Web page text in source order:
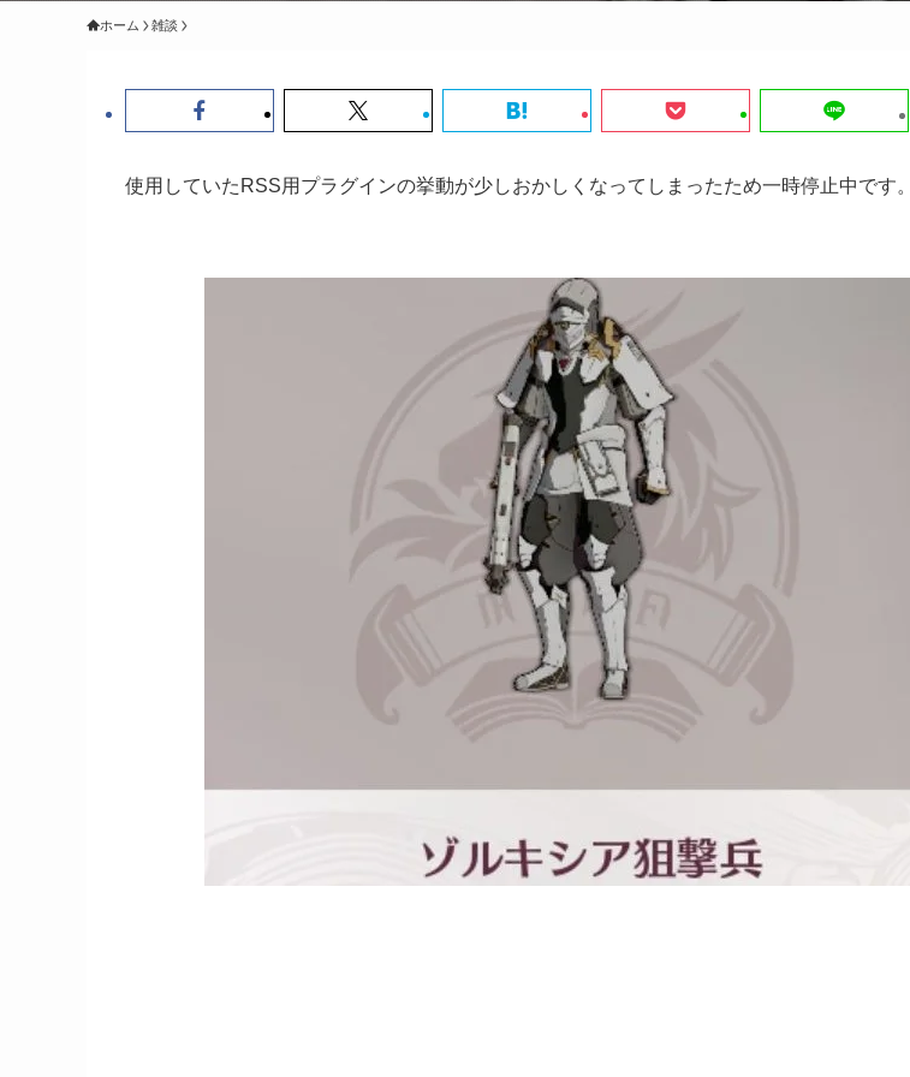
ホーム 雑談
使用していたRSS用プラグインの挙動が少しおかしくなってしまったため一時停止中です。